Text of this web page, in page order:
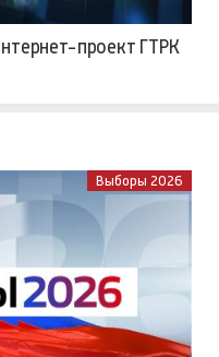
проект ГТРК
Выборы 2026